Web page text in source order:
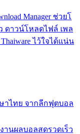
Manager ช่วยโ
ดาวน์โหลดไฟล์ เพล
ไว้ใจได้แน่น
าไทย จากลีกฟุตบอล
านผลบอลสดรวดเร็ว